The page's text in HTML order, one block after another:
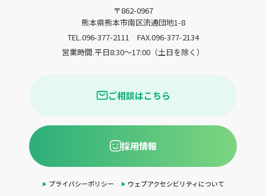
〒862-0967
熊本県熊本市南区流通団地1-8
TEL.096-377-2111
FAX.096-377-2134
営業時間.平日8:30〜17:00（土日を除く）
ご相談はこちら
採用情報
プライバシーポリシー ウェブアクセシビリティについて